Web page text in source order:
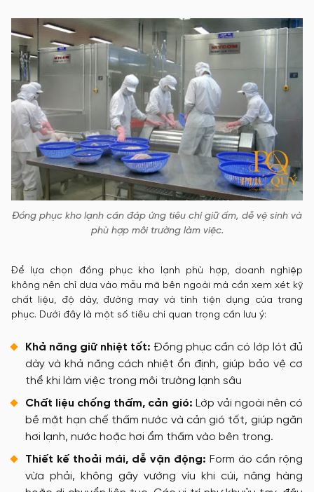
Đồng phục kho lạnh cần đáp ứng tiêu chí giữ ấm, dễ vệ sinh và
phù hợp môi trường làm việc.
Để lựa chọn đồng phục kho lạnh phù hợp, doanh nghiệp
không nên chỉ dựa vào mẫu mã bên ngoài mà cần xem xét kỹ
chất liệu, độ dày, đường may và tính tiện dụng của trang
phục. Dưới đây là một số tiêu chí quan trọng cần lưu ý:
Khả năng giữ nhiệt tốt: Đồng phục cần có lớp lót đủ
dày và khả năng cách nhiệt ổn định, giúp bảo vệ cơ
thể khi làm việc trong môi trường lạnh sâu
Chất liệu chống thấm, cản gió: Lớp vải ngoài nên có
bề mặt hạn chế thấm nước và cản gió tốt, giúp ngăn
hơi lạnh, nước hoặc hơi ẩm thấm vào bên trong.
Thiết kế thoải mái, dễ vận động: Form áo cần rộng
vừa phải, không gây vướng víu khi cúi, nâng hàng